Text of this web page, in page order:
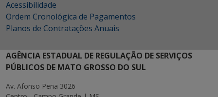
Acessibilidade
Ordem Cronológica de Pagamentos
Planos de Contratações Anuais
AGÊNCIA ESTADUAL DE REGULAÇÃO DE SERVIÇOS
PÚBLICOS DE MATO GROSSO DO SUL
Av. Afonso Pena 3026